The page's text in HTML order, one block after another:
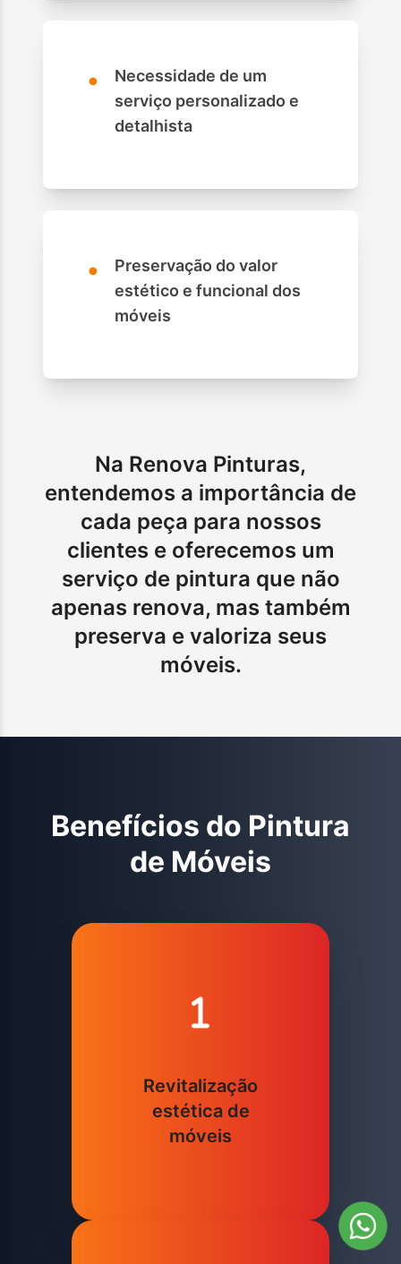
•
Necessidade de um
serviço personalizado e
detalhista
•
Preservação do valor
estético e funcional dos
móveis
Na Renova Pinturas,
entendemos a importância de
cada peça para nossos
clientes e oferecemos um
serviço de pintura que não
apenas renova, mas também
preserva e valoriza seus
móveis.
Benefícios do Pintura
de Móveis
Revitalização
estética de
móveis